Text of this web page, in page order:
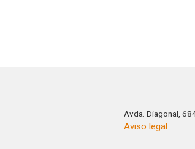
Avda. Diagonal,
Aviso legal